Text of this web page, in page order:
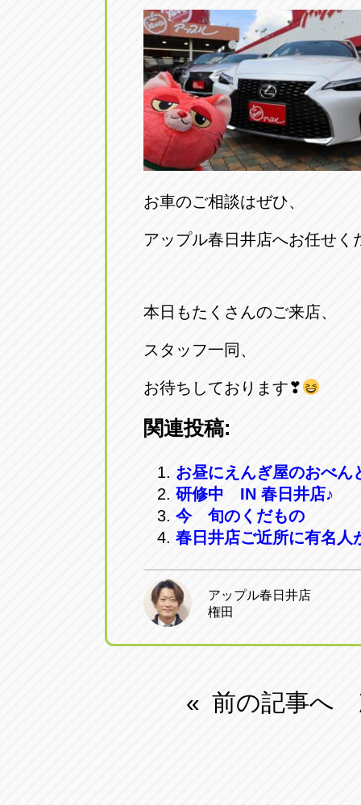
お車のご相談はぜひ、
アップル春日井店へお任せく
本日もたくさんのご来店、
スタッフ一同、
お待ちしております❣
関連投稿:
お昼にえんぎ屋のおべん
研修中 IN 春日井店♪
今 旬のくだもの
春日井店ご近所に有名人
アップル春日井店
権田
« 前の記事へ